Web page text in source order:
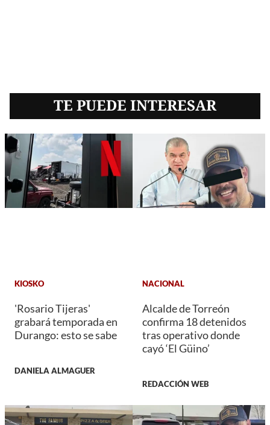
TE PUEDE INTERESAR
KIOSKO
'Rosario Tijeras'
grabará temporada en
Durango: esto se sabe
DANIELA ALMAGUER
NACIONAL
Alcalde de Torreón
confirma 18 detenidos
tras operativo donde
cayó ‘El Güino’
REDACCIÓN WEB